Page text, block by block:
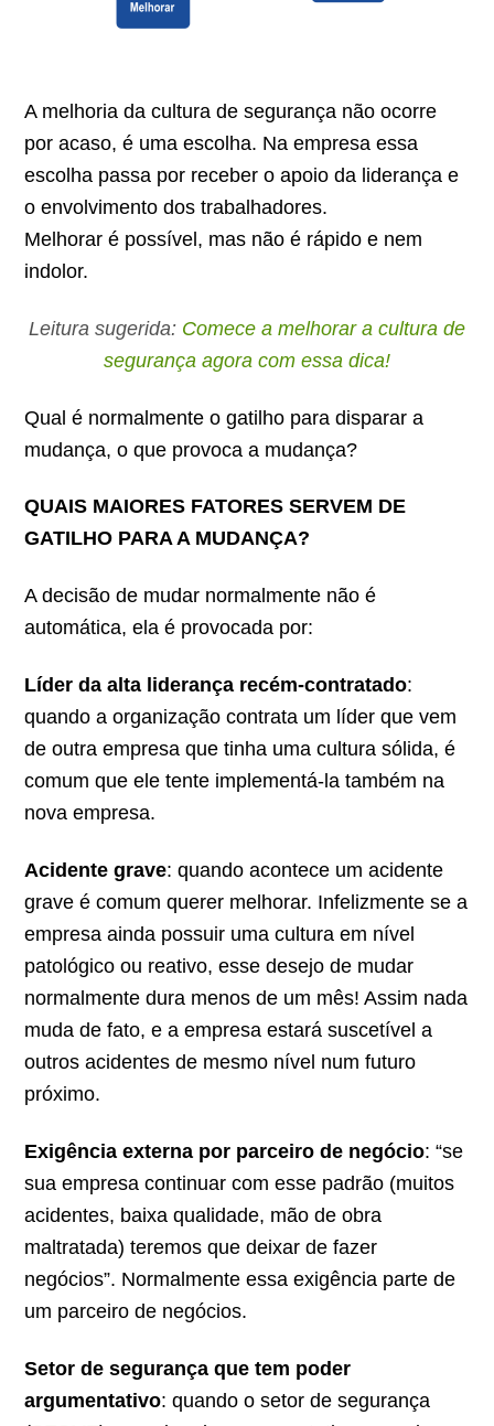
A melhoria da cultura de segurança não ocorre
por acaso, é uma escolha. Na empresa essa
escolha passa por receber o apoio da liderança e
o envolvimento dos trabalhadores.
Melhorar é possível, mas não é rápido e nem
indolor.
Leitura sugerida: Comece a melhorar a cultura de
segurança agora com essa dica!
Qual é normalmente o gatilho para disparar a
mudança, o que provoca a mudança?
QUAIS MAIORES FATORES SERVEM DE
GATILHO PARA A MUDANÇA?
A decisão de mudar normalmente não é
automática, ela é provocada por:
Líder da alta liderança recém-contratado:
quando a organização contrata um líder que vem
de outra empresa que tinha uma cultura sólida, é
comum que ele tente implementá-la também na
nova empresa.
Acidente grave: quando acontece um acidente
grave é comum querer melhorar. Infelizmente se a
empresa ainda possuir uma cultura em nível
patológico ou reativo, esse desejo de mudar
normalmente dura menos de um mês! Assim nada
muda de fato, e a empresa estará suscetível a
outros acidentes de mesmo nível num futuro
próximo.
Exigência externa por parceiro de negócio: “se
sua empresa continuar com esse padrão (muitos
acidentes, baixa qualidade, mão de obra
maltratada) teremos que deixar de fazer
negócios”. Normalmente essa exigência parte de
um parceiro de negócios.
Setor de segurança que tem poder
argumentativo: quando o setor de segurança